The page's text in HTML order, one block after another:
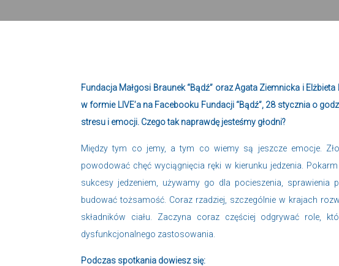
Fundacja Małgosi Braunek “Bądź” oraz Agata Ziemnicka i
w formie LIVE’a na Facebooku Fundacji “Bądź”, 28 stycznia o
stresu i emocji. Czego tak naprawdę jesteśmy głodni?
Między tym co jemy, a tym co wiemy są jeszcze emocje.
powodować chęć wyciągnięcia ręki w kierunku jedzenia.
sukcesy jedzeniem, używamy go dla pocieszenia,
budować tożsamość. Coraz rzadziej, szczególnie w krajach
składników ciału. Zaczyna coraz częściej odgrywać role,
dysfunkcjonalnego zastosowania.
Podczas spotkania dowiesz się: